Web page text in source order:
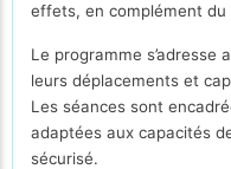
effets, en complément
Le programme s’adresse
leurs déplacements et
Les séances sont
adaptées aux capacités
sécurisé.